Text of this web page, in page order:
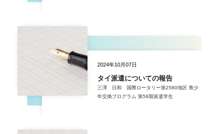
2024年10月07日
タイ派遣についての報告
三澤 日和 国際ロータリー第2580地区 青少
年交換プログラム 第58期派遣学生